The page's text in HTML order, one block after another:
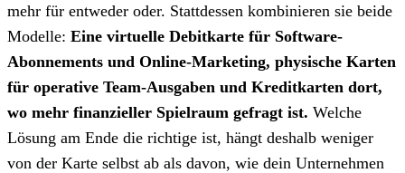
mehr für entweder oder. Stattdessen kombinieren sie beide
Modelle: Eine virtuelle Debitkarte für Software-
Abonnements und Online-Marketing, physische Karten
für operative Team-Ausgaben und Kreditkarten dort,
wo mehr finanzieller Spielraum gefragt ist. Welche
Lösung am Ende die richtige ist, hängt deshalb weniger
von der Karte selbst ab als davon, wie dein Unternehmen